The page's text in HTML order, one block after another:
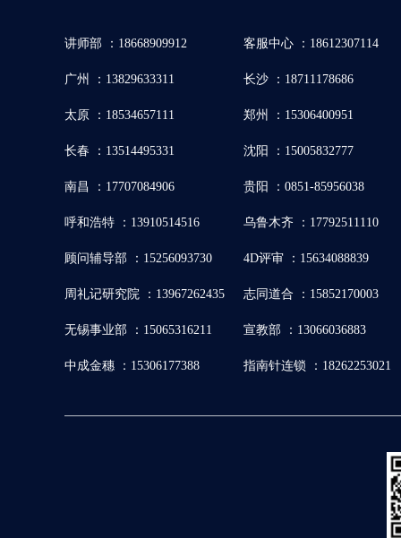
讲师部 ：18668909912 客服中心 ：18612307114
广州 ：13829633311 长沙 ：18711178686
太原 ：18534657111 郑州 ：15306400951
长春 ：13514495331 沈阳 ：15005832777
南昌 ：17707084906 贵阳 ：0851-85956038
呼和浩特 ：13910514516 乌鲁木齐 ：17792511110
顾问辅导部 ：15256093730 4D评审 ：15634088839
周礼记研究院 ：13967262435 志同道合 ：15852170003
无锡事业部 ：15065316211 宣教部 ：13066036883
中成金穗 ：15306177388 指南针连锁 ：18262253021